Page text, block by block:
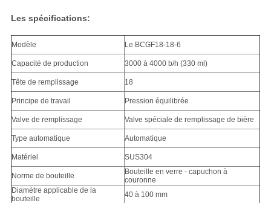
Les spécifications:
Modèle Le BCGF18-18-6
Capacité de production 3000 à 4000 b/h (330 ml)
Tête de remplissage 18
Principe de travail Pression équilibrée
Valve de remplissage Valve spéciale de remplissage de bière
Type automatique Automatique
Matériel SUS304
Norme de bouteille
Bouteille en verre - capuchon à
couronne
Diamètre applicable de la
bouteille
40 à 100 mm